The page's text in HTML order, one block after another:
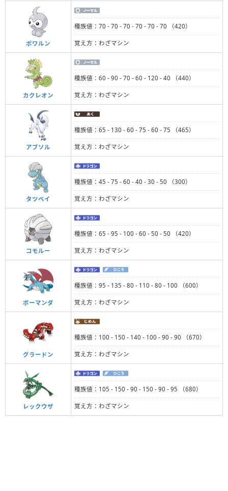
ポワルン
種族値：70 - 70 - 70 - 70 - 70 - 70 （420）
覚え方：わざマシン
カクレオン
種族値：60 - 90 - 70 - 60 - 120 - 40 （440）
覚え方：わざマシン
アブソル
種族値：65 - 130 - 60 - 75 - 60 - 75 （465）
覚え方：わざマシン
タツベイ
種族値：45 - 75 - 60 - 40 - 30 - 50 （300）
覚え方：わざマシン
コモルー
種族値：65 - 95 - 100 - 60 - 50 - 50 （420）
覚え方：わざマシン
ボーマンダ
種族値：95 - 135 - 80 - 110 - 80 - 100 （600）
覚え方：わざマシン
グラードン
種族値：100 - 150 - 140 - 100 - 90 - 90 （670）
覚え方：わざマシン
レックウザ
種族値：105 - 150 - 90 - 150 - 90 - 95 （680）
覚え方：わざマシン